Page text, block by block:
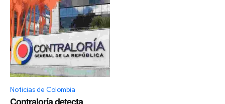
Noticias de Colombia
Contraloría detecta